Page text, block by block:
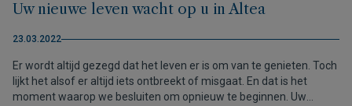
Uw nieuwe leven wacht op u in Altea
23.03.2022
Er wordt altijd gezegd dat het leven er is om van te genieten. Toch
lijkt het alsof er altijd iets ontbreekt of misgaat. En dat is het
moment waarop we besluiten om opnieuw te beginnen. Uw